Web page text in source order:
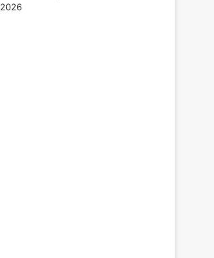
2026